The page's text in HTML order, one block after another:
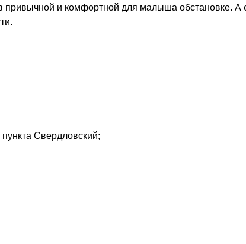
привычной и комфортной для малыша обстановке. А
Свердловский;